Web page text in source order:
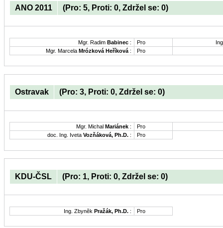
ANO 2011 (Pro: 5, Proti: 0, Zdržel se: 0)
Mgr. Radim Babinec : Pro
Mgr. Marcela Mrózková Heříková : Pro
Ostravak (Pro: 3, Proti: 0, Zdržel se: 0)
Mgr. Michal Mariánek :
Pro
doc. Ing. Iveta Vozňáková, Ph.D. : Pro
KDU-ČSL (Pro: 1, Proti: 0, Zdržel se: 0)
Ing. Zbyněk Pražák, Ph.D. : Pro